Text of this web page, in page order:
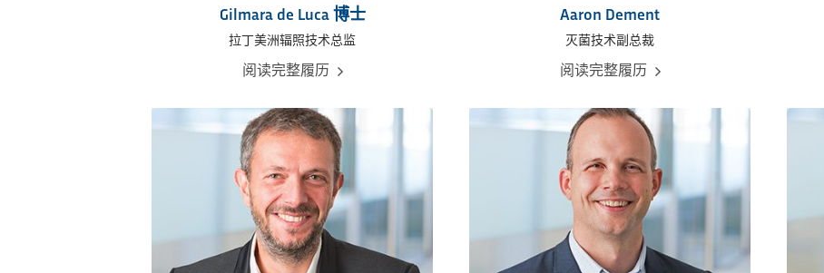
Gilmara de Luca 博士
拉丁美洲辐照技术总监
阅读完整履历
Aaron Dement
灭菌技术副总裁
阅读完整履历